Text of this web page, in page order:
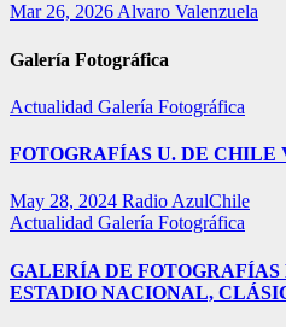
Mar 26, 2026 Alvaro Valenzuela
Galería Fotográfica
Actualidad Galería Fotográfica
FOTOGRAFÍAS U. DE CHILE
May 28, 2024 Radio AzulChile
Actualidad Galería Fotográfica
GALERÍA DE FOTOGRAFÍAS
ESTADIO NACIONAL,